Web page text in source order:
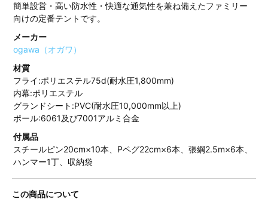
簡単設営・高い防水性・快適な通気性を兼ね備えたファミリー
向けの定番テントです。
メーカー
ogawa（オガワ）
材質
フライ:ポリエステル75d(耐水圧1,800mm)
内幕:ポリエステル
グランドシート:PVC(耐水圧10,000mm以上)
ポール:6061及び7001アルミ合金
付属品
スチールピン20cm×10本、Pペグ22cm×6本、張綱2.5m×6本、
ハンマー1丁、収納袋
この商品について